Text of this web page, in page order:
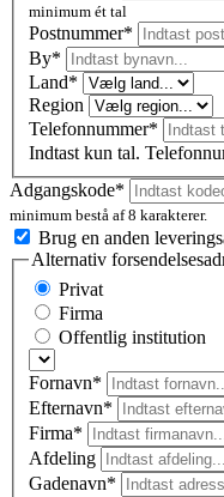
minimum ét tal
Postnummer*
By*
Land*
Region
Telefonnummer*
Indtast kun tal.
Adgangskode*
minimum bestå af 8 karakterer.
Brug en anden
Alternativ
Privat
Firma
Offentlig institution
Fornavn*
Efternavn*
Firma*
Afdeling
Gadenavn*